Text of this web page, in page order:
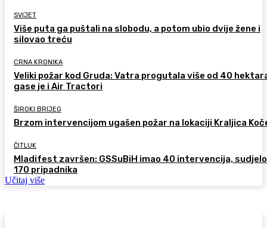
SVIJET
Više puta ga puštali na slobodu, a potom ubio dvije žene i
silovao treću
CRNA KRONIKA
Veliki požar kod Gruda: Vatra progutala više od 40
gase je i Air Tractori
ŠIROKI BRIJEG
Brzom intervencijom ugašen požar na lokaciji Kraljica
ČITLUK
Mladifest završen: GSSuBiH imao 40 intervencija,
170 pripadnika
Učitaj više